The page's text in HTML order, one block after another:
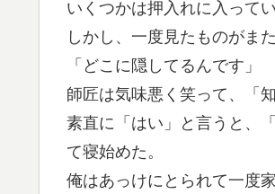
いくつかは押入れに入って
しかし、一度見たものがま
「どこに隠してるんです」
師匠は気味悪く笑って、「
素直に「はい」と言うと、
て寝始めた。
俺はあっけにとられて一度